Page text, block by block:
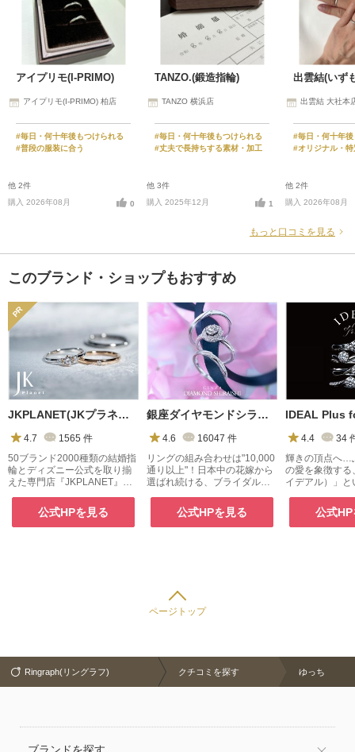
アイプリモ(I-PRIMO)
アイプリモ(I-PRIMO) 柏店
#毎日・何十年後もつけられる
#普段の服装に合う
他 2件
購入 2026年08月
0
TANZO.(鍛造指輪)
TANZO 横浜店
#毎日・何十年後もつけられる
#丈夫で長持ちする素材・加工
他 3件
購入 2025年12月
1
出雲結(いず
出雲結 大社本
#毎日・何十年
#オリジナル・特
他 2件
購入 2026年08月
もっと口コミを見る
このブランド・ショップもおすすめ
JKPLANET(JKプラネット)
4.7 1565 件
50ブランド2000種類の結婚指
輪とディズニー公式を取り揃
えた専門店『JKPLANET』。
町・横浜・大宮・大阪梅田・
京都・名古屋栄・福岡天神・
熊本・宮崎・鹿児島で展開
公式HPを見る
銀座ダイヤモンドシライシ
4.6 16047 件
リングの組み合わせは"10,000
通り以上"！日本中の花嫁から
選ばれ続ける、ブライダルジ
公式HPを見る
4.4 34
輝きの頂点へ…
の愛を象徴する
イデアル）」と
公式
ページトップ
Ringraph(リングラフ) クチコミを探す ゆっち